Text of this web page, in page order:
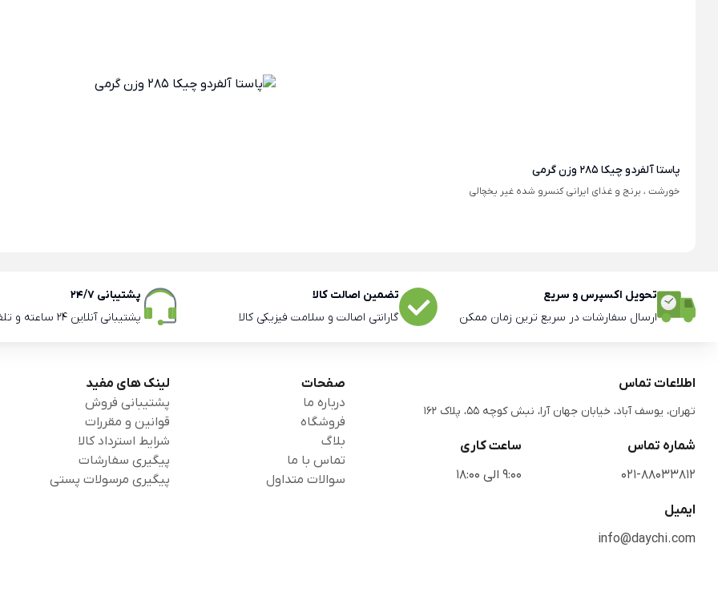
پاستا آلفردو چیکا 285 وزن گرمی
خورشت ، برنج و غذای ایرانی کنسرو شده غیر یخچالی
تحویل اکسپرس و سریع
ارسال سفارشات در سریع ترین زمان ممکن
تضمین اصالت کالا
گارانتی اصالت و سلامت فیزیکی کالا
پشتیبانی 24/7
پشتیبانی آنلاین 24 ساعته و تلفنی ساعات اداری
اطلاعات تماس
تهران، یوسف آباد، خیابان جهان آرا، نبش کوچه 55، پلاک 162
شماره تماس
021-88033812
ساعت کاری
9:00 الی 18:00
ایمیل
info@daychi.com
صفحات
درباره ما
فروشگاه
بلاگ
تماس با ما
سوالات متداول
لینک های مفید
پشتیبانی فروش
قوانین و مقررات
شرایط استرداد کالا
پیگیری سفارشات
پیگیری مرسولات پستی